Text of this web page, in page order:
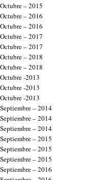
Octubre – 2015
Octubre – 2016
Octubre – 2016
Octubre – 2017
Octubre – 2017
Octubre – 2018
Octubre – 2018
Octubre -2013
Octubre -2013
Octubre -2013
Septiembre – 2014
Septiembre – 2014
Septiembre – 2014
Septiembre – 2015
Septiembre – 2015
Septiembre – 2015
Septiembre – 2016